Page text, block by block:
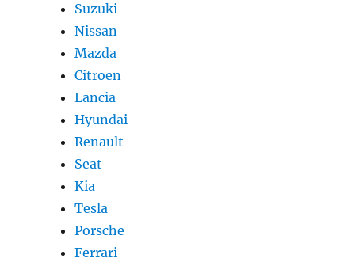
Suzuki
Nissan
Mazda
Citroen
Lancia
Hyundai
Renault
Seat
Kia
Tesla
Porsche
Ferrari